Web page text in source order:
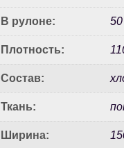
В рулоне:
Плотность:
Состав:
Ткань:
Ширина: